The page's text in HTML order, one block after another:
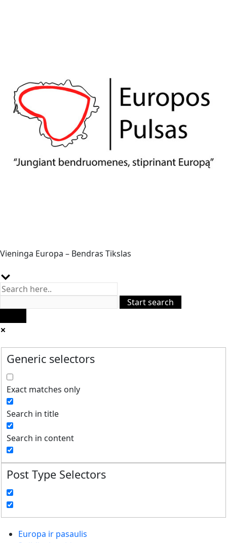
Vieninga Europa – Bendras Tikslas
Generic selectors
Exact matches only
Search in title
Search in content
Post Type Selectors
Europa ir pasaulis